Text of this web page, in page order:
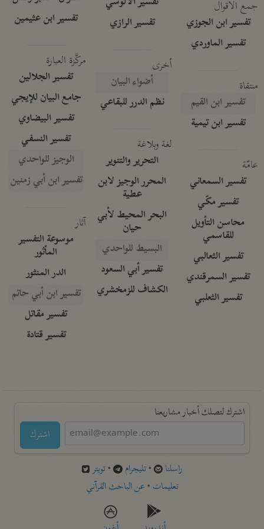
جمع الأقوال
تفسير ابن الجوزي
تفسير الماوردي
منتقاة
تفسير ابن القيم
تفسير ابن تيمية
عامّة
تفسير السمعاني
تفسير مكّي
محاسن التأويل
للقاسمي
تفسير الثعالبي
تفسير السمرقندي
تفسير الثعلبي
تفسير الرازي
أخرى
أضواء البيان
نظم الدرر للبقاعي
لغة وبلاغة
التحرير والتنوير
المحرر الوجيز لابن
عطية
البحر المحيط لأبي
حيان
البسيط للواحدي
تفسير أبي السعود
الكشاف للزمخشري
تفسير ابن عثيمين
مركَّزة العبارة
تفسير الجلالين
جامع البيان للإيجي
تفسير البيضاوي
تفسير النسفي
الوجيز للواحدي
تفسير ابن أبي زمنين
آثار
موسوعة التفسير
المأثور
الدر المنثور
تفسير ابن أبي حاتم
تفسير مقاتل
تفسير قتادة
اشترك لتصلك أخبار مشاريعنا
اشترك
راسلنا •تليجرام •تويتر
تعليمات •عن الباحث القرآني